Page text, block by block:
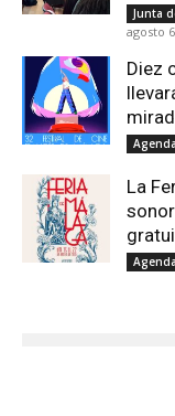
Junta
agosto
Diez
Agenda
La
Agenda